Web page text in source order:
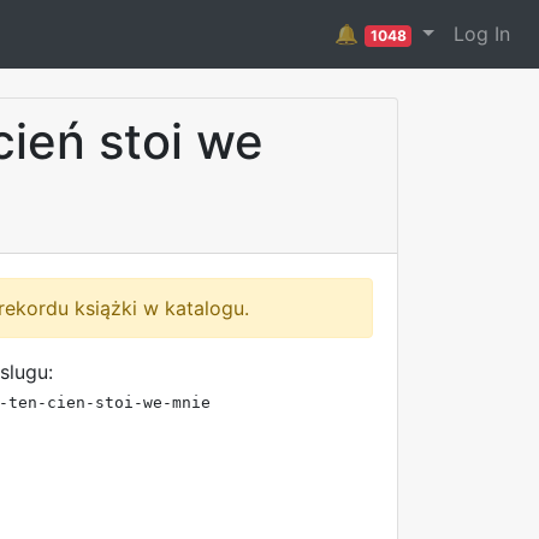
🔔 1048 Log In
stoi we
książki w katalogu.
ten-cien-stoi-we-mnie